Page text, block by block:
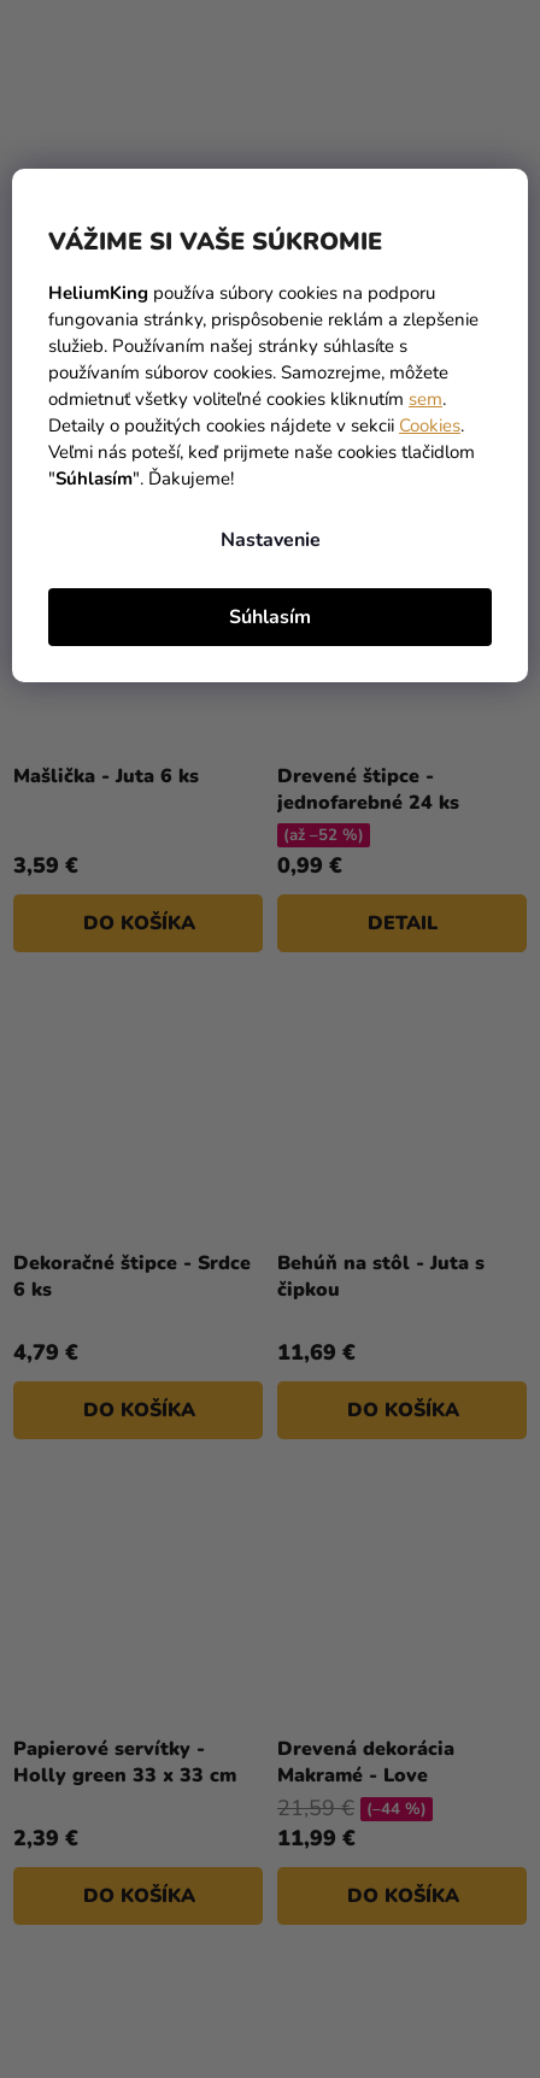
VÁŽIME SI VAŠE SÚKROMIE
HeliumKing používa súbory cookies na podporu
fungovania stránky, prispôsobenie reklám a zlepšenie
služieb. Používaním našej stránky súhlasíte s
používaním súborov cookies. Samozrejme, môžete
odmietnuť všetky voliteľné cookies kliknutím sem.
Detaily o použitých cookies nájdete v sekcii Cookies.
Veľmi nás poteší, keď prijmete naše cookies tlačidlom
"Súhlasím". Ďakujeme!
Nastavenie
Súhlasím
Rafia - natural 50 g
1,99 €
DO KOŠÍKA
Poháre na limonády
5,69 €
DO KOŠÍKA
Mašlička - Juta 6 ks
3,59 €
DO KOŠÍKA
Drevené štipce -
jednofarebné 24 ks
0,99 €
(až –52 %)
DETAIL
Dekoračné štipce - Srdce
6 ks
4,79 €
DO KOŠÍKA
Behúň na stôl - Juta s
čipkou
11,69 €
DO KOŠÍKA
Papierové servítky -
Holly green 33 x 33 cm
2,39 €
DO KOŠÍKA
Drevená dekorácia
Makramé - Love
11,99 €
21,59 € (–44 %)
DO KOŠÍKA